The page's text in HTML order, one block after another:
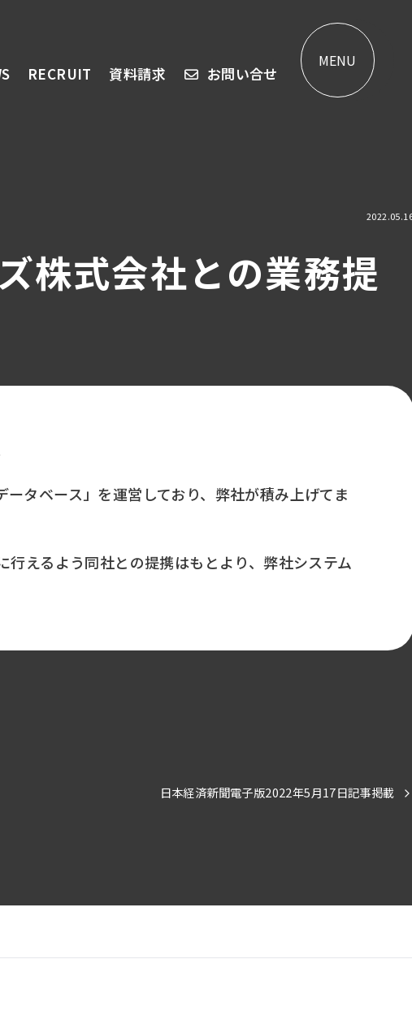
RECRUIT 資料請求 お問い合せ
MENU
株式会社との業務提
タベース」を運営しており、弊社が積み上げてま
えるよう同社との提携はもとより、弊社システム
日本経済新聞電子版2022年5月17日記事掲載